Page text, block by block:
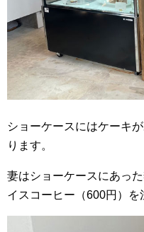
ショーケースにはケーキ
ります。
妻はショーケースにあっ
イスコーヒー（600円）を